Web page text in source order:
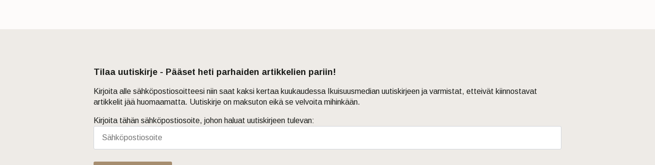
Tilaa uutiskirje - Pääset heti parhaiden artikkelien pariin!
Kirjoita alle sähköpostiosoitteesi niin saat kaksi kertaa kuukaudessa Ikuisuusmedian uutiskirjeen ja varmistat, etteivät kiinnostavat
artikkelit jää huomaamatta. Uutiskirje on maksuton eikä se velvoita mihinkään.
Kirjoita tähän sähköpostiosoite, johon haluat uutiskirjeen tulevan: